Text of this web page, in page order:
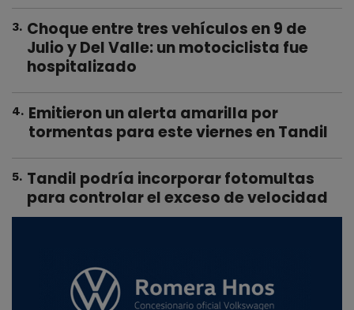
3. Choque entre tres vehículos en 9 de
Julio y Del Valle: un motociclista fue
hospitalizado
4. Emitieron un alerta amarilla por
tormentas para este viernes en Tandil
5. Tandil podría incorporar fotomultas
para controlar el exceso de velocidad